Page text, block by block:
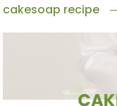
cakesoap recipe